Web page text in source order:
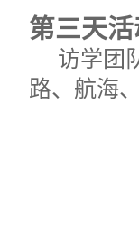
第三天
访学团
路、航海